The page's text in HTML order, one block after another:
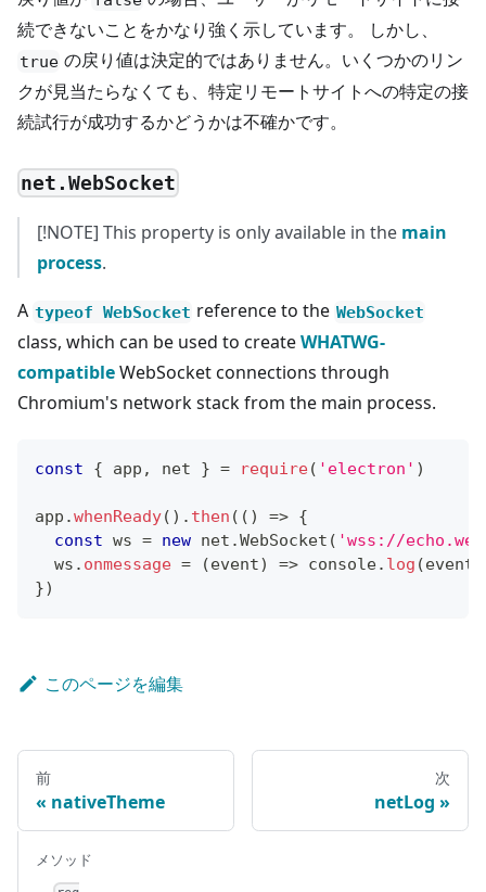
続できないことをかなり強く示しています。 しかし、
true の戻り値は決定的ではありません。いくつかのリン
クが見当たらなくても、特定リモートサイトへの特定の接
続試行が成功するかどうかは不確かです。
net.WebSocket
[!NOTE] This property is only available in the main
process.
A typeof WebSocket reference to the WebSocket
class, which can be used to createWHATWG-
compatibleWebSocket connections through
Chromium's network stack from the main process.
const { app , net } = require( 'electron' )
app .whenReady( ) . then ( ( ) => {
const ws = new net .WebSocket ( 'wss://
  ws
. onmessage = (event) => console. log (event
})
このページを編集
前
nativeTheme
次
netLog
メソッド